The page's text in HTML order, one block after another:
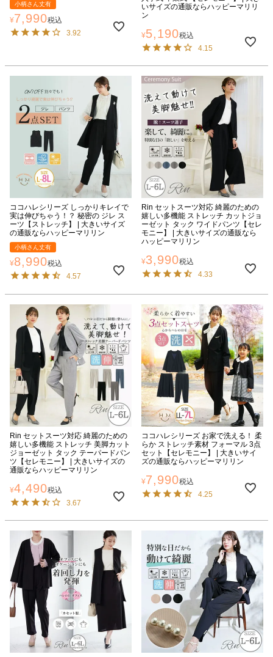
小柄さん丈有
¥7,990税込
3.92
いサイズの通販ならハッピーマリリ
ン
¥5,190税込
4.15
ココハレシリーズ しっかりキレイで
実は伸びちゃう！？ 秘密の ジレ ス
ーツ【ストレッチ】 | 大きいサイズ
の通販ならハッピーマリリン
小柄さん丈有
¥8,990税込
4.57
Rin セットスーツ対応 綺麗のための
嬉しい多機能 ストレッチ カットジョ
ーゼット タック ワイドパンツ【セレ
モニー】 | 大きいサイズの通販なら
ハッピーマリリン
¥3,990税込
4.33
Rin セットスーツ対応 綺麗のための
嬉しい多機能 ストレッチ 美脚カット
ジョーゼット タック テーパードパン
ツ【セレモニー】 | 大きいサイズの
通販ならハッピーマリリン
¥4,490税込
3.67
ココハレシリーズ お家で洗える！ 柔
らか ストレッチ素材 フォーマル 3点
セット【セレモニー】 | 大きいサイ
ズの通販ならハッピーマリリン
¥7,990税込
4.25